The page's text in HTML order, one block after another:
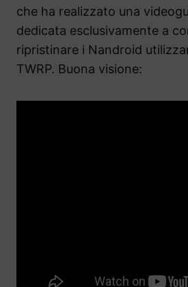
che ha realizzato una
dedicata esclusivamente a
ripristinare i Nandroid
TWRP. Buona visione: